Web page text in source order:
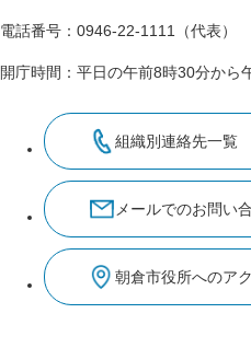
電話番号：0946-22-1111（代表）
開庁時間：平日の午前8時30分から
組織別連絡先一覧
メールでのお問い
朝倉市役所へのア